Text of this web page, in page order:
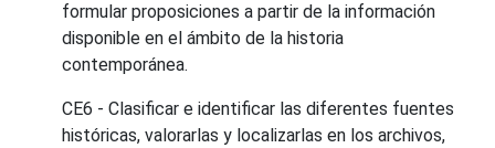
formular proposiciones a partir de la información
disponible en el ámbito de la historia
contemporánea.
CE6 - Clasificar e identificar las diferentes fuentes
históricas, valorarlas y localizarlas en los archivos,